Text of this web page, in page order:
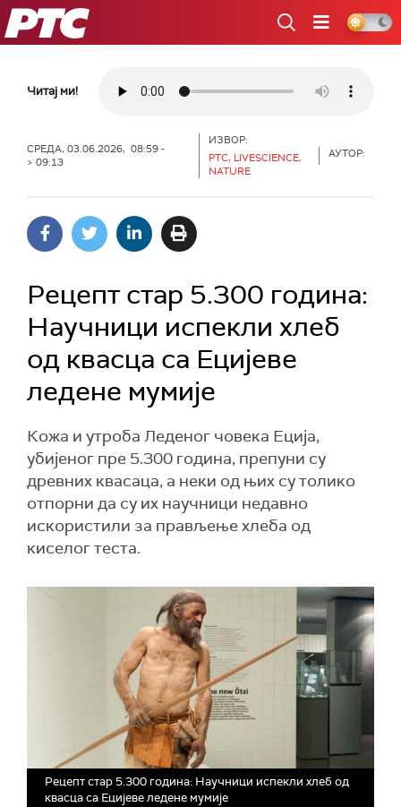
РТС
Читај ми!
СРЕДА, 03.06.2026, 08:59 -
> 09:13
ИЗВОР:
РТС, LIVESCIENCE,
NATURE
АУТОР:
Рецепт стар 5.300 година:
Научници испекли хлеб
од квасца са Ецијеве
ледене мумије
Кожа и утроба Леденог човека Еција,
убијеног пре 5.300 година, препуни су
древних квасаца, а неки од њих су толико
отпорни да су их научници недавно
искористили за прављење хлеба од
киселог теста.
Рецепт стар 5.300 година: Научници испекли хлеб од
квасца са Ецијеве ледене мумије